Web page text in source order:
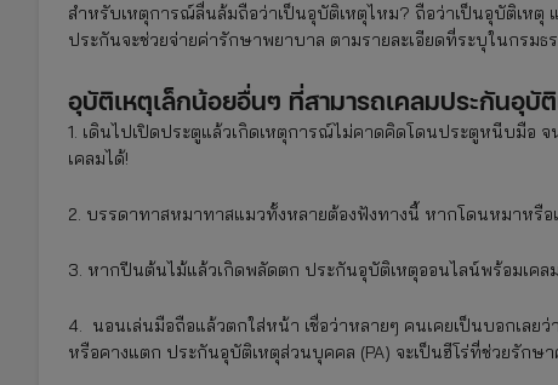
สำหรับเหตุการณ์ลื่นล้มถือว่าเป็นอุบัติเหตุไหม? ถือว่าเป็นอุบัติเหตุ
ประกันจะช่วยจ่ายค่ารักษาพยาบาล ตามรายละเอียดที่ระบุในกรมธ
อุบัติเหตุเล็กน้อยอื่นๆ ที่สามารถเคลมประกันอุบั
1. เดินไปเปิดประตูแล้วเกิดเหตุการณ์ไม่คาดคิดโดนประตูหนีบมือ
เคลมได้!
2. บรรดาทาสหมาทาสแมวทั้งหลายต้องฟังทางนี้ หากโดนหมาหรือ
3. หากปีนต้นไม้แล้วเกิดพลัดตก ประกันอุบัติเหตุออนไลน์พร้อมเค
4. นอนเล่นมือถือแล้วตกใส่หน้า เชื่อว่าหลายๆ คนเคยเป็นบอกเลย
หรือคางแตก ประกันอุบัติเหตุส่วนบุคคล (PA) จะเป็นฮีโร่ที่ช่วยรักษ